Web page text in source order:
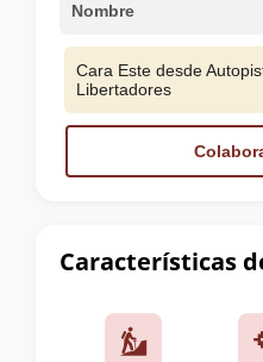
Características
Nombre
Cara Este desde
Libertadores